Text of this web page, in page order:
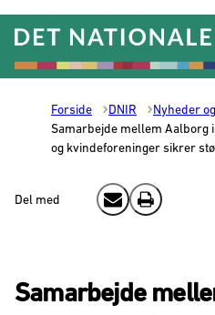
Forside DNIR
Nyheder
Samarbejde mellem Aalborg
og kvindeforeninger sikrer
Del med Send email
Print
Samarbejde